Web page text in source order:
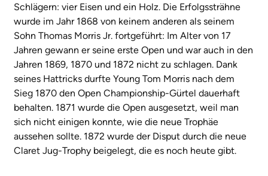
Schlägern: vier Eisen und ein Holz. Die Erfolgssträhne
wurde im Jahr 1868 von keinem anderen als seinem
Sohn Thomas Morris Jr. fortgeführt: Im Alter von 17
Jahren gewann er seine erste Open und war auch in den
Jahren 1869, 1870 und 1872 nicht zu schlagen. Dank
seines Hattricks durfte Young Tom Morris nach dem
Sieg 1870 den Open Championship-Gürtel dauerhaft
behalten. 1871 wurde die Open ausgesetzt, weil man
sich nicht einigen konnte, wie die neue Trophäe
aussehen sollte. 1872 wurde der Disput durch die neue
Claret Jug-Trophy beigelegt, die es noch heute gibt.